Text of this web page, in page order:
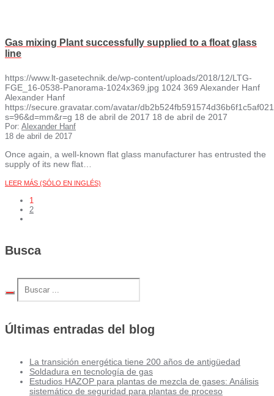
Gas mixing Plant successfully supplied to a float glass
line
https://www.lt-gasetechnik.de/wp-content/uploads/2018/12/LTG-
FGE_16-0538-Panorama-1024x369.jpg 1024 369 Alexander Hanf
Alexander Hanf
https://secure.gravatar.com/avatar/
s=96&d=mm&r=g 18 de abril de 2017 18 de abril de 2017
Por: Alexander Hanf
18 de abril de 2017
Once again, a well-known flat glass manufacturer has entrusted the
supply of its new flat…
LEER MÁS (SÓLO EN INGLÉS)
1
2
Busca
Últimas entradas del blog
La transición energética tiene 200 años de antigüedad
Soldadura en tecnología de gas
Estudios HAZOP para plantas de mezcla de gases: Análisis
sistemático de seguridad para plantas de proceso